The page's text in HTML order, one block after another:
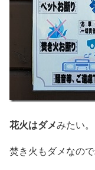
花火はダメみたい。
焚き火もダメなの